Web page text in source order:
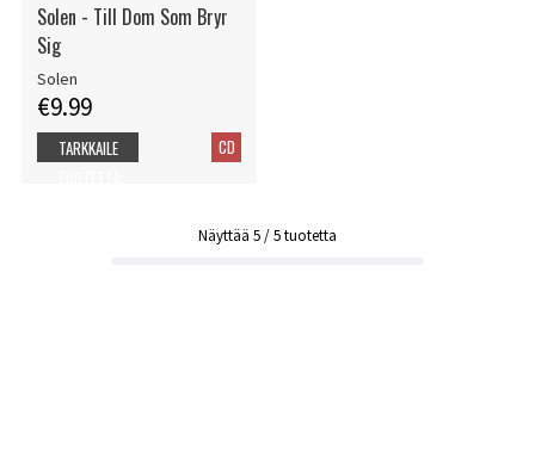
Solen - Till Dom Som Bryr
Sig
Solen
€9.99
CD
TARKKAILE
Näyttää 5/5tuotetta